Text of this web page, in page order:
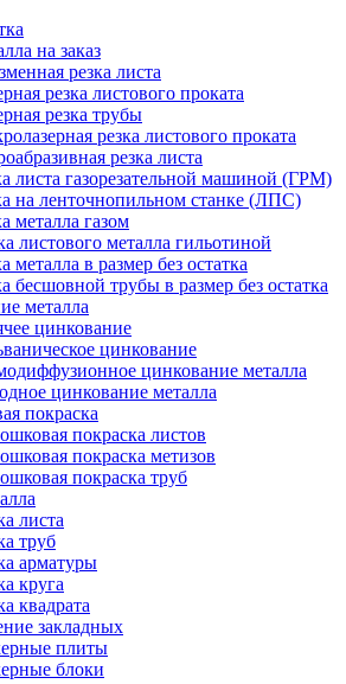
на заказ
резка листа
резка листового проката
резка трубы
резка листового проката
резка листа
листа газорезательной машиной (ГРМ)
на ленточнопильном станке (ЛПС)
металла газом
листового металла гильотиной
металла в размер без остатка
бесшовной трубы в размер без остатка
металла
цинкование
цинкование
цинкование металла
цинкование металла
покраска
покраска листов
покраска метизов
покраска труб
листа
труб
арматуры
круга
квадрата
закладных
плиты
блоки